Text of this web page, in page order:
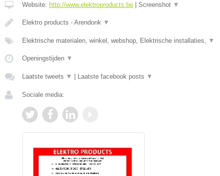
Website: http://www.elektroproducts.be Screenshot ▼
Elektro products - Arendonk ▼
Elektrische materialen, winkel, webshop, Elektrische installaties, ▼
Openingstijden ▼
Laatste tweets ▼ Laatste facebook posts ▼
Sociale media: